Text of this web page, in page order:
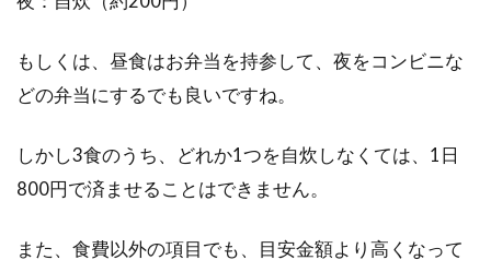
もしくは、昼食はお弁当を持参して、夜をコンビニな
どの弁当にするでも良いですね。
しかし3食のうち、どれか1つを自炊しなくては、1日
800円で済ませることはできません。
また、食費以外の項目でも、目安金額より高くなって